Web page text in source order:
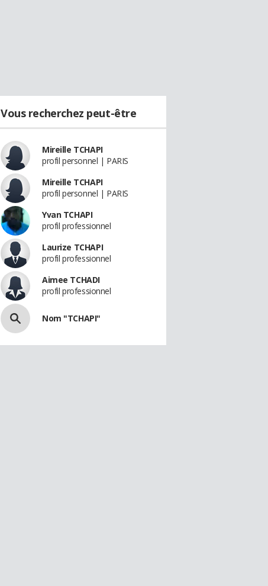
Vous recherchez peut-être
Mireille TCHAPI
profil personnel | PARIS
Mireille TCHAPI
profil personnel | PARIS
Yvan TCHAPI
profil professionnel
Laurize TCHAPI
profil professionnel
Aimee TCHADI
profil professionnel
Nom "TCHAPI"